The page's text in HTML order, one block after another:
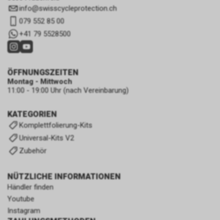
info@swisscycleprotection.ch
079 552 85 00
+41 79 5528500
KATEGORIEN
Komplettfolierung-Kits
Universal-Kits V2
Zubehör
NÜTZLICHE INFORMATIONEN
Händler finden
Youtube
Instagram
ÖFFNUNGSZEITEN
Montag - Mittwoch
11:00 - 19:00 Uhr (nach Vereinbarung)